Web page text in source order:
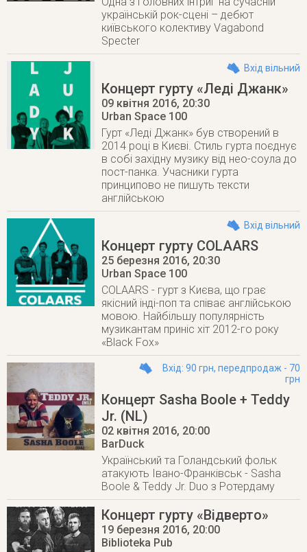
українській рок-сцені – дебют
київського колективу Vagabond
Specter
Вхід вільний
Концерт гурту «Леді Джанк»
09 квітня 2016, 20:30
Urban Space 100
Гурт «Леді Джанк» був створений в
2014 році в Києві. Стиль гурта поєднує
в собі західну музику від нео-соула до
пост-панка. Учасники гурта
принципово не пишуть тексти
англійською
Вхід вільний
Концерт гурту COLAARS
25 березня 2016, 20:30
Urban Space 100
COLAARS - гурт з Києва, що грає
якісний інді-поп та співає англійською
мовою. Найбільшу популярність
музикантам приніс хіт 2012-го року
«Black Fox»
Вхід: 90 грн, передпродаж - 70
грн
Концерт Sasha Boole + Teddy
Jr. (NL)
02 квітня 2016, 20:00
BarDuck
Український та Голандський фольк
атакують Івано-Франківськ - Sasha
Boole & Teddy Jr. Duo з Ротердаму
Концерт гурту «Відверто»
19 березня 2016, 20:00
Biblioteka Pub